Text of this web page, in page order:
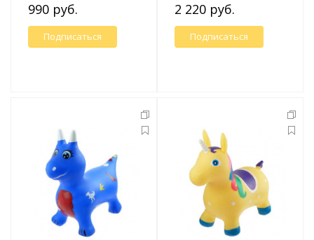
990 руб.
Подписаться
2 220 руб.
Подписаться